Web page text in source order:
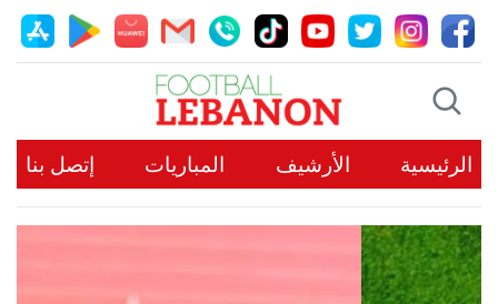
الرئيسية الأرشيف المباريات إتصل بنا